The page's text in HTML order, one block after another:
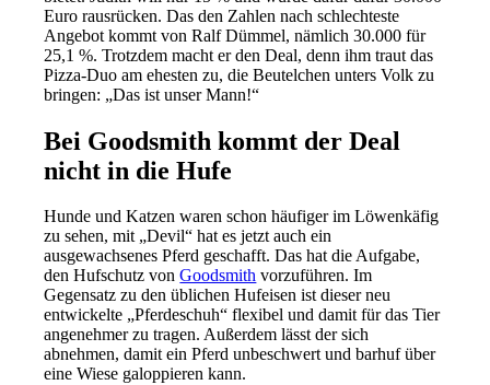
Euro rausrücken. Das den Zahlen nach schlechteste
Angebot kommt von Ralf Dümmel, nämlich 30.000 für
25,1 %. Trotzdem macht er den Deal, denn ihm traut das
Pizza-Duo am ehesten zu, die Beutelchen unters Volk zu
bringen: „Das ist unser Mann!“
Bei Goodsmith kommt der Deal
nicht in die Hufe
Hunde und Katzen waren schon häufiger im Löwenkäfig
zu sehen, mit „Devil“ hat es jetzt auch ein
ausgewachsenes Pferd geschafft. Das hat die Aufgabe,
den Hufschutz vonGoodsmith vorzuführen. Im
Gegensatz zu den üblichen Hufeisen ist dieser neu
entwickelte „Pferdeschuh“ flexibel und damit für das Tier
angenehmer zu tragen. Außerdem lässt der sich
abnehmen, damit ein Pferd unbeschwert und barhuf über
eine Wiese galoppieren kann.